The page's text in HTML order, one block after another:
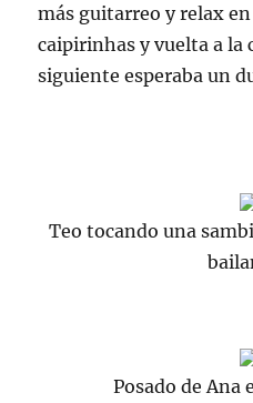
más guitarreo yrelax
caipirinhas y vuelta a la
siguiente esperaba un
Teo tocando una
Posado de Ana